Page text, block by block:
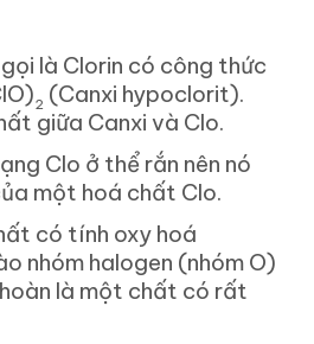
là Clorin có công thức
2 (Canxi hypoclorit).
giữa Canxi và Clo.
Clo ở thể rắn nên nó
một hoá chất Clo.
có tính oxy hoá
nhóm halogen (nhóm O)
là một chất có rất